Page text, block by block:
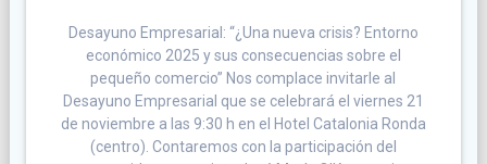
Desayuno Empresarial: “¿Una nueva crisis? Entorno
económico 2025 y sus consecuencias sobre el
pequeño comercio” Nos complace invitarle al
Desayuno Empresarial que se celebrará el viernes 21
de noviembre a las 9:30 h en el Hotel Catalonia Ronda
(centro). Contaremos con la participación del